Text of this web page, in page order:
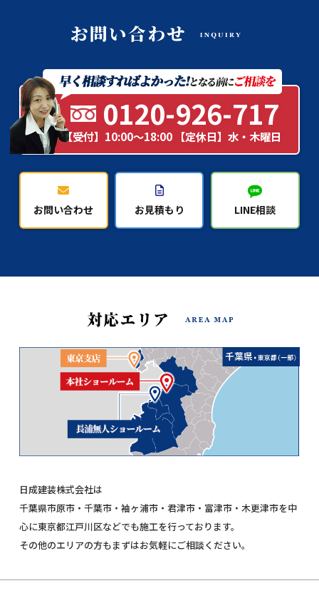
0120-926-717
【受付】10:00～18:00 【定休日】水・木曜日
お問い合わせ お見積もり LINE相談
日成建装株式会社は
千葉県市原市・千葉市・袖ヶ浦市・君津市・富津市・木更津市を中
心に東京都江戸川区などでも施工を行っております。
その他のエリアの方もまずはお気軽にご相談ください。